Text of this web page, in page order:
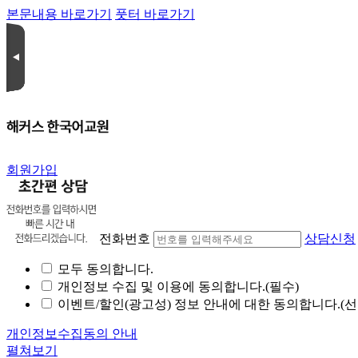
본문내용 바로가기 풋터 바로가기
회원가입
전화번호 상담신청
모두 동의합니다.
개인정보 수집 및 이용에 동의합니다.(필수)
이벤트/할인(광고성) 정보 안내에 대한 동의합니다.(
개인정보수집동의 안내
펼쳐보기